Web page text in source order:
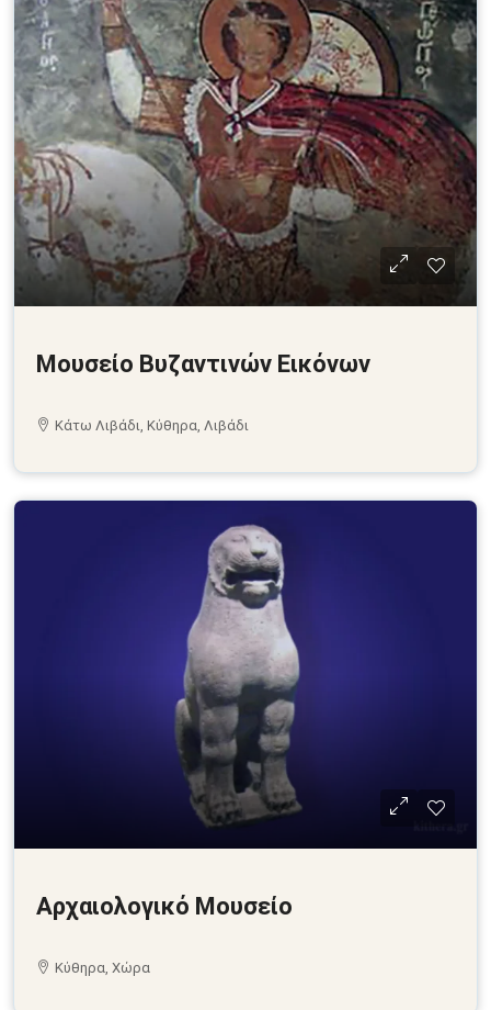
Μουσείο Βυζαντινών Εικόνων
Κάτω Λιβάδι, Κύθηρα, Λιβάδι
Αρχαιολογικό Μουσείο
Κύθηρα, Χώρα